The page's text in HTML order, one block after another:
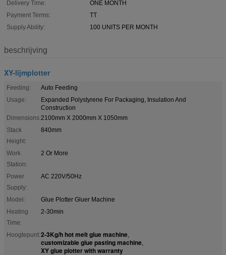
Delivery Time:
ONE MONTH
Payment Terms:
TT
Supply Ability:
100 UNITS PER MONTH
beschrijving
XY-lijmplotter
Feeding:
Auto Feeding
Usage:
Expanded Polystyrene For Packaging, Insulation And
Construction
Dimensions:2100mm X 2000mm X 1050mm
Stack
Height:
840mm
Work
Station:
2 Or More
Power
Supply:
AC 220V/50Hz
Model:
Glue Plotter Gluer Machine
Heating
Time:
2-30min
Hoogtepunt:2-3Kg/h hot melt glue machine,
customizable glue pasting machine,
XY glue plotter with warranty